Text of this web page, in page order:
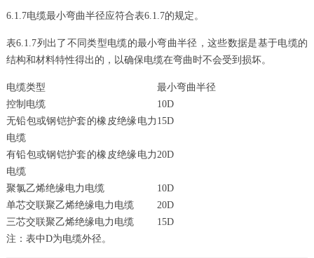
6.1.7电缆最小弯曲半径应符合表6.1.7的规定。
表6.1.7列出了不同类型电缆的最小弯曲半径，这些数据是基于电缆的
结构和材料特性得出的，以确保电缆在弯曲时不会受到损坏。
电缆类型
最小弯曲半径
控制电缆
10D
无铅包或钢铠护套的橡皮绝缘电力
电缆
15D
有铅包或钢铠护套的橡皮绝缘电力
电缆
20D
聚氯乙烯绝缘电力电缆
10D
单芯交联聚乙烯绝缘电力电缆
20D
三芯交联聚乙烯绝缘电力电缆
15D
注：表中D为电缆外径。